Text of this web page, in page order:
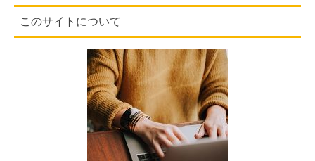
このサイトについて